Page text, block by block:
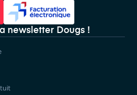
newsletter Dougs !